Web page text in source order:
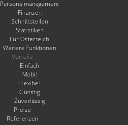
Personalmanagement
Finanzen
Schnittstellen
Statistiken
Für Österreich
Weitere Funktionen
Vorteile
Einfach
Mobil
Flexibel
Günstig
Zuverlässig
Preise
Referenzen